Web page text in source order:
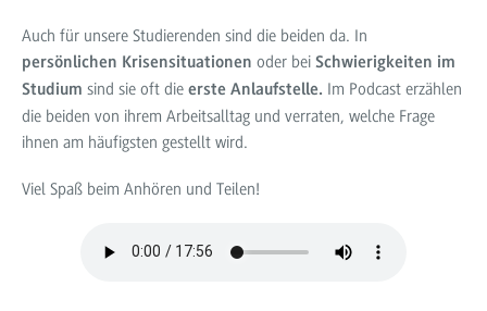
Auch für unsere Studierenden sind die beiden da. In
persönlichen Krisensituationen oder beiSchwierigkeiten im
Studium sind sie oft dieerste Anlaufstelle. Im Podcast erzählen
die beiden von ihrem Arbeitsalltag und verraten, welche Frage
ihnen am häufigsten gestellt wird.
Viel Spaß beim Anhören und Teilen!